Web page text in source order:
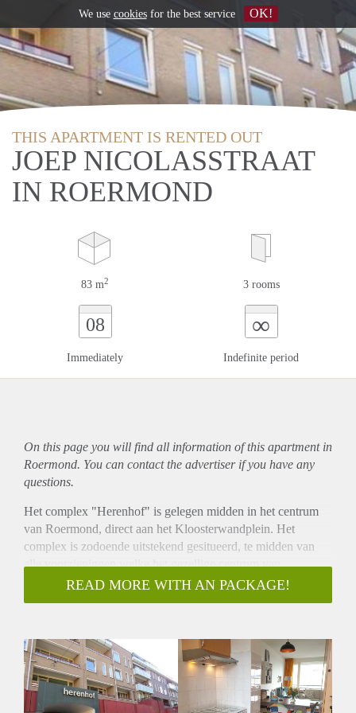
THIS APARTMENT IS RENTED OUT
JOEP NICOLASSTRAAT
IN ROERMOND
83 m2 3 rooms
08
Immediately
∞
Indefinite period
On this page you will find all information of this apartmentin
Roermond. You can contact the advertiser if you have any
questions.
Het complex "Herenhof" is gelegen midden in het centrum
van Roermond, direct aan het Kloosterwandplein. Het
complex is zodoende uitstekend gesitueerd, te midden van
alle voorzieningen welke het gezellige centrum van
Roermond rijk is. Op steenworp afstand bevindt zich het
centraal station Roermond en uiteraard het gezellige
royale appartementen. Via de centrale entree aan de Joep
Nicolasstraat, alwaar zich de bellentableaus, postkasten en
liftopgang bevindt, komt u op de galerijen. Iedere bewoner
heeft een eigen, afsluitbare berging in het souterrain. Hier
READ MORE WITH AN PACKAGE!
We use cookiesfor the best service OK!